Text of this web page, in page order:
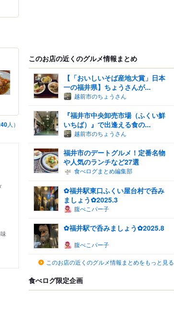
人）
このお店の近くのグルメ情報まとめ
【「おいしいそば産地大賞」日本
一の福井県】ちょうさんが...
越前市のちょうさん
『福井市中央卸売市場（ふくい鮮
いちば）』で出逢える食の...
越前市のちょうさん
福井市のデートグルメ！定番名物
や人気のランチなど27選
食べログまとめ編集部
✿福井駅東口ふくい屋台村で呑み
ましょう✿2025.3
腹ぺこパー子
✿福井駅で呑みましょう✿2025.8
腹ぺこパー子
このお店の近くのグルメ情報まとめをもっと見る
食べログ限定企画